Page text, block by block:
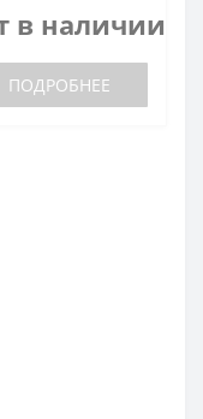
в наличии
ПОДРОБНЕЕ